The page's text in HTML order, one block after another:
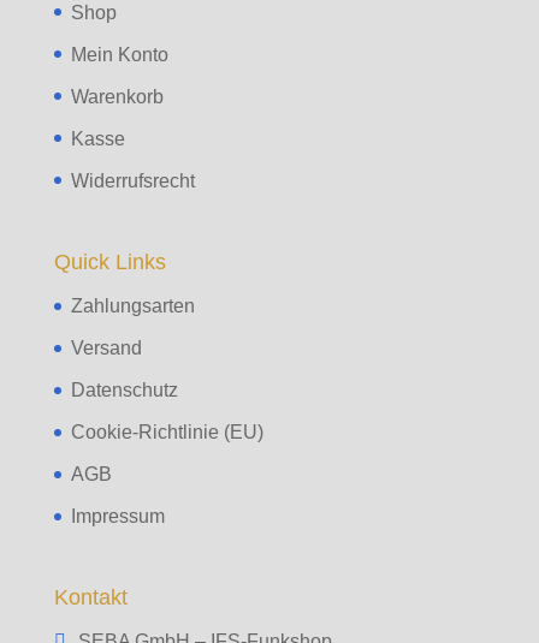
Shop
Mein Konto
Warenkorb
Kasse
Widerrufsrecht
Quick Links
Zahlungsarten
Versand
Datenschutz
Cookie-Richtlinie (EU)
AGB
Impressum
Kontakt